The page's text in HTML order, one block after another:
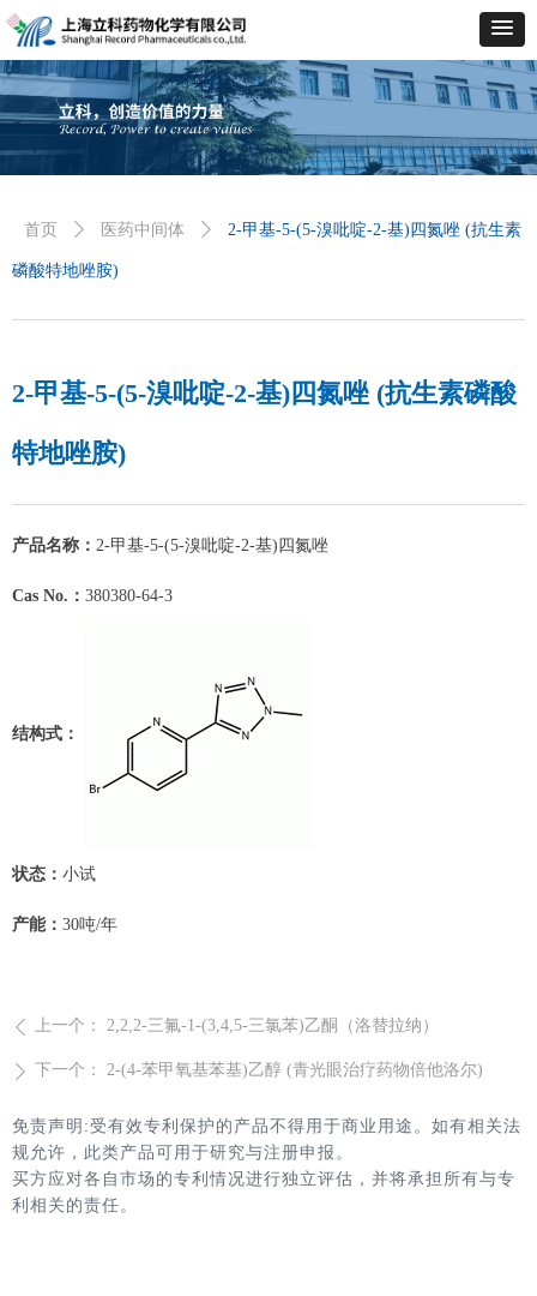
首页 ꄲ 医药中间体 ꄲ 2-甲基-5-(5-溴吡啶-2-基)四氮唑 (抗生素
磷酸特地唑胺)
2-甲基-5-(5-溴吡啶-2-基)四氮唑 (抗生素磷酸
特地唑胺)
ꄴ 上一个： 2,2,2-三氟-1-(3,4,5-三氯苯)乙酮（洛替拉纳）
ꄲ 下一个： 2-(4-苯甲氧基苯基)乙醇 (青光眼治疗药物倍他洛尔)
产品名称： 2-甲基-5-(5-溴吡啶-2-基)四氮唑
Cas No.： 380380-64-3
结构式：
状态： 小试
产能： 30吨/年
免责声明:受有效专利保护的产品不得用于商业用途。如有相关法
规允许，此类产品可用于研究与注册申报。
买方应对各自市场的专利情况进行独立评估，并将承担所有与专
利相关的责任。